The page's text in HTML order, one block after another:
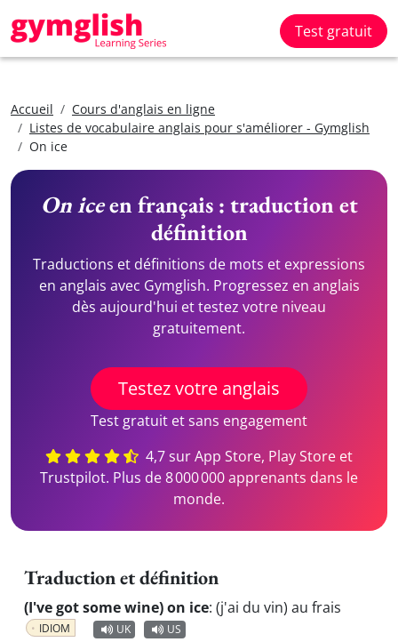
Test gratuit
Accueil
Cours d'anglais en ligne
Listes de vocabulaire anglais pour s'améliorer - Gymglish
On ice
On iceen français : traduction et
définition
Traductions et définitions de mots et expressions
en anglais avec Gymglish. Progressez en anglais
dès aujourd'hui et testez votre niveau
gratuitement.
Testez votre anglais
Test gratuit et sans engagement
4,7 sur App Store, Play Store et
Trustpilot. Plus de 8 000 000 apprenants dans le
monde.
Traduction et définition
(I've got some wine) on ice: (j'ai du vin) au frais
IDIOM UK US